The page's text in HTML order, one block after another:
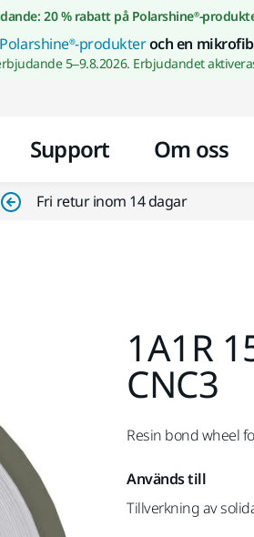
Gå till innehållet
20 % rabatt på Polarshine®-
Polarshine®-produkteroch en
5–9.8.2026. Erbjudandet
Support Om oss
Fri retur inom 14 dagar
1A1R
CNC3
Resin bond wheel
Används till
Tillverkning av